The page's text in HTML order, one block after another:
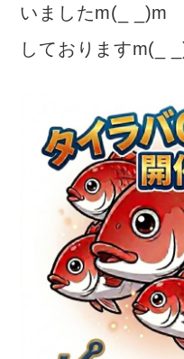
いましたm(_ _)m
しておりますm(_